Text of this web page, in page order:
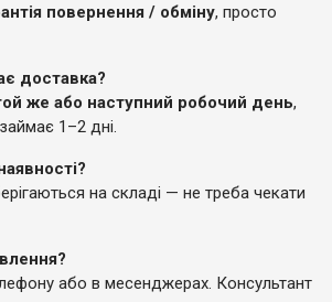
повернення / обміну, просто
доставка?
же або наступний робочий день,
1–2 дні.
на складі — не треба чекати
або в месенджерах. Консультант